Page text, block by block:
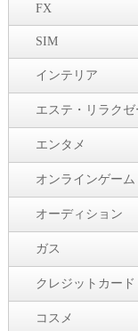
FX
SIM
インテリア
エステ・リラク
エンタメ
オンラインゲーム
オーディション
ガス
クレジットカード
コスメ